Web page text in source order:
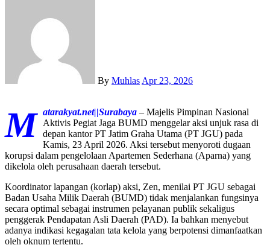
By Muhlas Apr 23, 2026
M atarakyat.net||Surabaya – Majelis Pimpinan Nasional
Aktivis Pegiat Jaga BUMD menggelar aksi unjuk rasa di
depan kantor PT Jatim Graha Utama (PT JGU) pada
Kamis, 23 April 2026. Aksi tersebut menyoroti dugaan
korupsi dalam pengelolaan Apartemen Sederhana (Aparna) yang
dikelola oleh perusahaan daerah tersebut.
Koordinator lapangan (korlap) aksi, Zen, menilai PT JGU sebagai
Badan Usaha Milik Daerah (BUMD) tidak menjalankan fungsinya
secara optimal sebagai instrumen pelayanan publik sekaligus
penggerak Pendapatan Asli Daerah (PAD). Ia bahkan menyebut
adanya indikasi kegagalan tata kelola yang berpotensi dimanfaatkan
oleh oknum tertentu.